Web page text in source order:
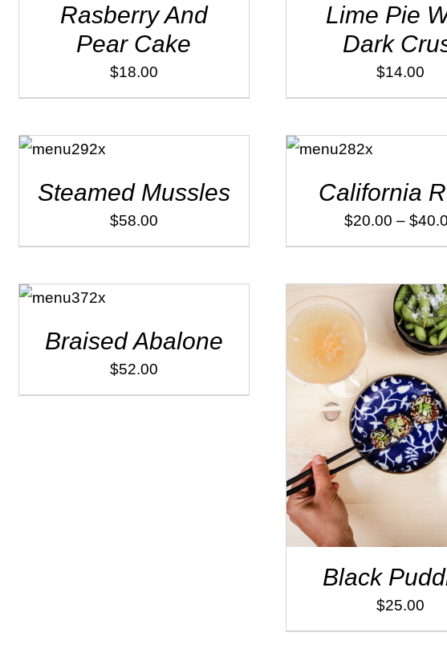
Rasberry And
Pear Cake
$18.00
Lime Pie
Dark
$14.00
ADD TO
CART
/
Steamed Mussles
$58.00
OPTIONS
California
$20.00 – $
ADD TO
CART
/
Braised Abalone
$52.00
ADD TO CART /
Black
$25.00